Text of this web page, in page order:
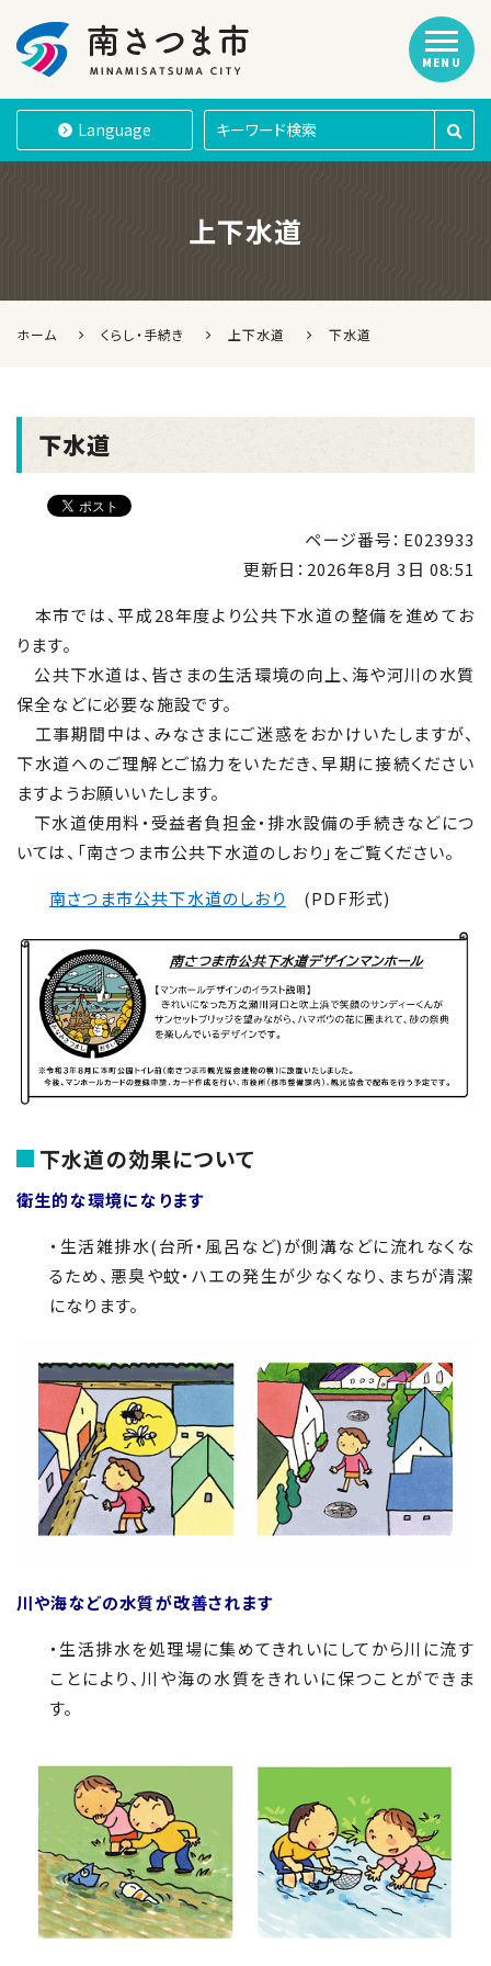
南さつま市
Language
MENU
上下水道
ホーム くらし・手続き 上下水道 下水道
下水道
ページ番号：E023933
更新日： 2026年8月 3日 08:51
本市では、平成28年度より公共下水道の整備を進めてお
ります。
公共下水道は、皆さまの生活環境の向上、海や河川の水質
保全などに必要な施設です。
工事期間中は、みなさまにご迷惑をおかけいたしますが、
下水道へのご理解とご協力をいただき、早期に接続ください
ますようお願いいたします。
下水道使用料・受益者負担金・排水設備の手続きなどにつ
いては、「南さつま市公共下水道のしおり」をご覧ください。
南さつま市公共下水道のしおり (PDF形式)
下水道の効果について
衛生的な環境になります
・生活雑排水(台所・風呂など)が側溝などに流れなくな
るため、悪臭や蚊・ハエの発生が少なくなり、まちが清潔
になります。
川や海などの水質が改善されます
・生活排水を処理場に集めてきれいにしてから川に流す
ことにより、川や海の水質をきれいに保つことができま
す。